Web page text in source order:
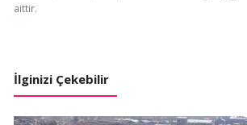
aittir.
İlginizi Çekebilir